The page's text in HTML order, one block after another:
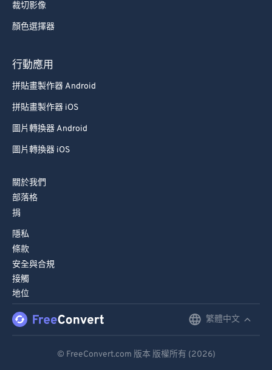
裁切影像
顏色選擇器
行動應用
拼貼畫製作器 Android
拼貼畫製作器 iOS
圖片轉換器 Android
圖片轉換器 iOS
關於我們
部落格
捐
隱私
條款
安全與合規
接觸
地位
繁體中文
© FreeConvert.com 版本 版權所有 (2026)